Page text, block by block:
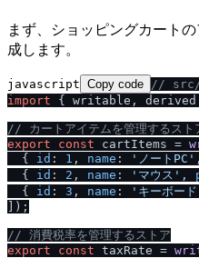
まず、ショッピングカート
成します。
javascript Copy code / / src
import { writable,
/ / カートアイテムを管理するスト
export
const cartItems =
  {
id : 1 , name : 'ノートPC'
  {
id : 2 , name : 'マウス' ,
  {
id : 3 , name : 'キーボー
]);
/ / 消費税率を管理するストア
export
const taxRate =